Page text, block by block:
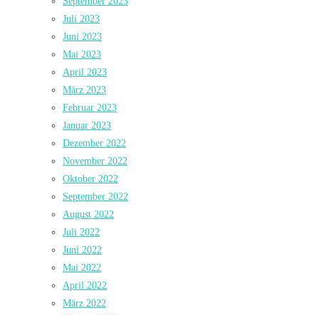
Juli 2023
Juni 2023
Mai 2023
April 2023
März 2023
Februar 2023
Januar 2023
Dezember 2022
November 2022
Oktober 2022
September 2022
August 2022
Juli 2022
Juni 2022
Mai 2022
April 2022
März 2022